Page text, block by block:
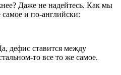
Даже не надейтесь. Как мы
и по-английски:
дефис ставится между
то все то же самое.